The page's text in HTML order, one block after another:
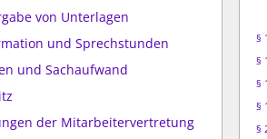
von Unterlagen
und Sprechstunden
und Sachaufwand
der Mitarbeitervertretung
§
§
§
§
§